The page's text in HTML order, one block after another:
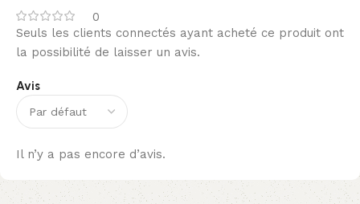
0
Avis
Il n’y a pas encore d’avis.
Seuls les clients connectés ayant acheté ce produit ont
la possibilité de laisser un avis.